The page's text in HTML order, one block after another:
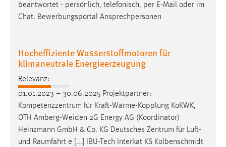
beantwortet - persönlich, telefonisch, per E-Mail oder im
Chat. Bewerbungsportal Ansprechpersonen
Hocheffiziente Wasserstoffmotoren für
klimaneutrale Energieerzeugung
Relevanz:
01.01.2023 – 30.06.2025 Projektpartner:
Kompetenzzentrum für Kraft-Wärme-Kopplung KoKWK,
OTH Amberg-Weiden 2G Energy AG (Koordinator)
Heinzmann GmbH & Co. KG Deutsches Zentrum für Luft-
und Raumfahrt e [...] IBU-Tech Interkat KS Kolbenschmidt